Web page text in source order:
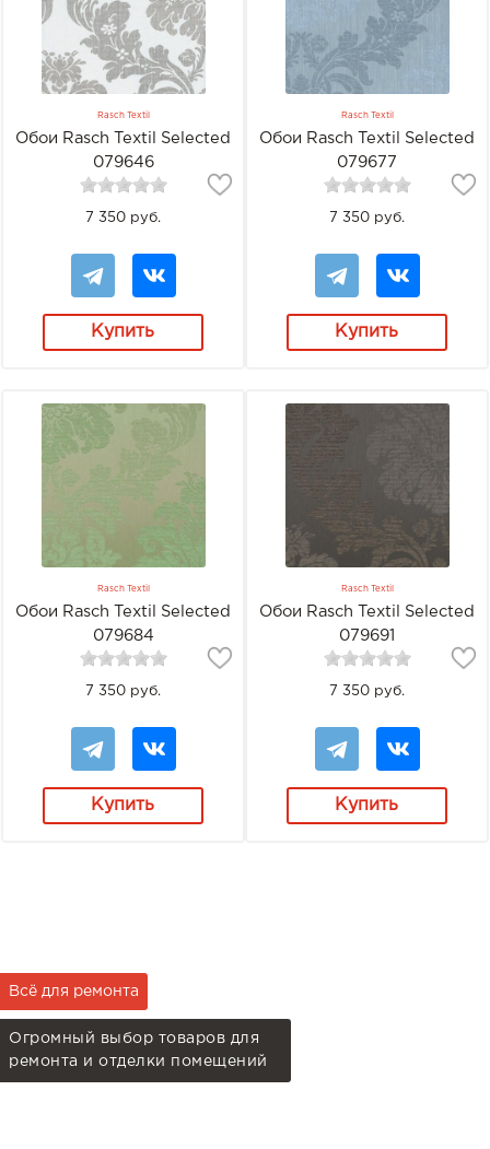
Rasch Textil
Обои Rasch Textil Selected
079646
7 350 руб.
Купить
Rasch Textil
Обои Rasch Textil Selected
079677
7 350 руб.
Купить
Rasch Textil
Обои Rasch Textil Selected
079684
7 350 руб.
Купить
Rasch Textil
Обои Rasch Textil Selected
079691
7 350 руб.
Купить
Всё для ремонта
Огромный выбор товаров для
ремонта и отделки помещений